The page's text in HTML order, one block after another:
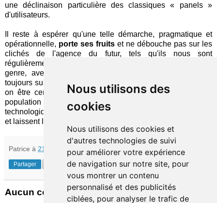
Nous utilisons des
cookies
Nous utilisons des cookies et
d'autres technologies de suivi
pour améliorer votre expérience
de navigation sur notre site, pour
vous montrer un contenu
personnalisé et des publicités
ciblées, pour analyser le trafic de
une déclinaison particulière des classiques « panels »
d'utilisateurs.
Il reste à espérer qu'une telle démarche, pragmatique et
opérationnelle, porte ses fruits et ne débouche pas sur les
clichés de l'agence du futur, tels qu'ils nous sont
régulièrement servis à travers la plupart des initiatives du
genre, avec leur débauche d'écrans dont on s'interroge
toujours sur leur rôle dans la relation client. Au moins peut-
on être certain (
osons y croire !) que, en consultant une
population jeune, les lubies et autres objets de curiosité
technologiques des « vieux » banquiers soient désacralisés
et laissent la place à une autre vision…
Patrice à 21:41
Partager
Aucun commentaire: